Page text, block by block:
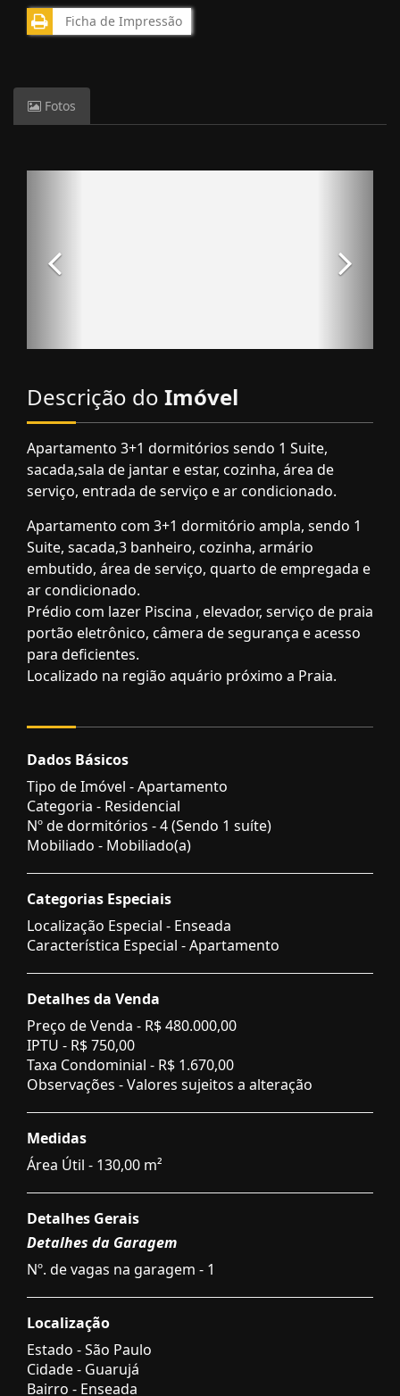
Ficha de Impressão
Fotos
Descrição do Imóvel
Apartamento 3+1 dormitórios sendo 1 Suite,
sacada,sala de jantar e estar, cozinha, área de
serviço, entrada de serviço e ar condicionado.
Apartamento com 3+1 dormitório ampla, sendo 1
Suite, sacada,3 banheiro, cozinha, armário
embutido, área de serviço, quarto de empregada e
ar condicionado.
Prédio com lazer Piscina , elevador, serviço de praia
portão eletrônico, câmera de segurança e acesso
para deficientes.
Localizado na região aquário próximo a Praia.
Dados Básicos
Tipo de Imóvel - Apartamento
Categoria - Residencial
Nº de dormitórios - 4 (Sendo 1 suíte)
Mobiliado - Mobiliado(a)
Categorias Especiais
Localização Especial - Enseada
Característica Especial - Apartamento
Detalhes da Venda
Preço de Venda - R$ 480.000,00
IPTU - R$ 750,00
Taxa Condominial - R$ 1.670,00
Observações - Valores sujeitos a alteração
Medidas
Área Útil - 130,00 m²
Detalhes Gerais
Detalhes da Garagem
Nº. de vagas na garagem - 1
Localização
Estado -São Paulo
Cidade - Guarujá
Bairro - Enseada